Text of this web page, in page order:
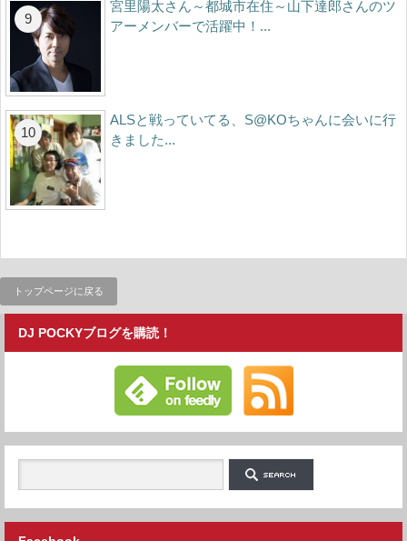
宮里陽太さん～都城市在住～山下達郎さんのツ
アーメンバーで活躍中！...
ALSと戦っていてる、S@KOちゃんに会いに行
きました...
トップページに戻る
DJ POCKYブログを購読！